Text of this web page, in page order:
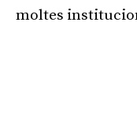
moltes